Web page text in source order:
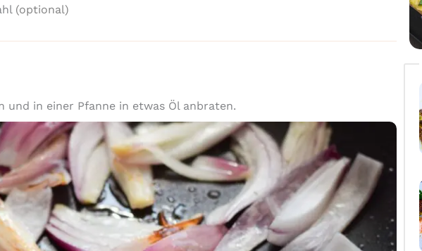
(optional)
und in einer Pfanne in etwas Öl anbraten.